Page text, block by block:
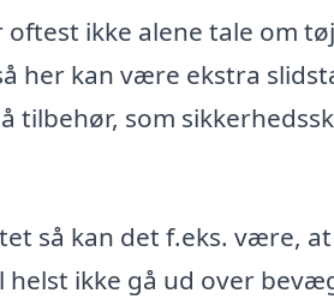
ikke alene tale om
her kan være ekstra
tilbehør, som
så kan det f.eks. være,
helst ikke gå ud over